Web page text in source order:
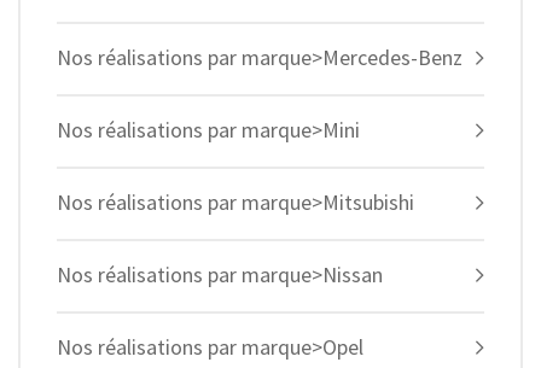
Nos réalisations par marque>Mercedes-Benz
Nos réalisations par marque>Mini
Nos réalisations par marque>Mitsubishi
Nos réalisations par marque>Nissan
Nos réalisations par marque>Opel